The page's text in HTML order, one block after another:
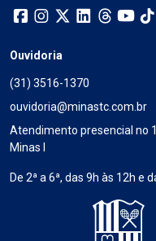
Ouvidoria
(31) 3516-1370
ouvidoria@minastc.com.br
Atendimento presencial no
Minas I
De 2ª a 6ª, das 9h às 12h e